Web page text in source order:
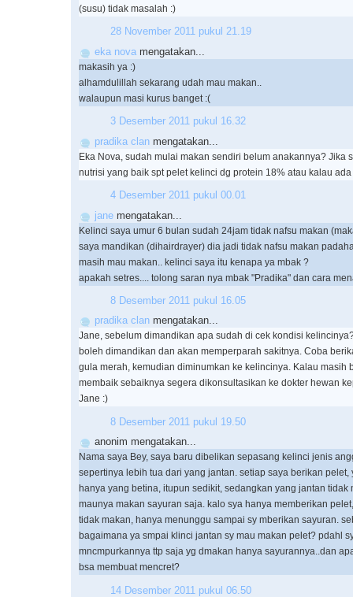
(susu) tidak masalah :)
28 November 2011 pukul 21.19
eka nova mengatakan...
makasih ya :)
alhamdulillah sekarang udah mau makan..
walaupun masi kurus banget :(
3 Desember 2011 pukul 16.32
pradika clan mengatakan...
Eka Nova, sudah mulai makan sendiri belum anakannya? Jika
nutrisi yang baik spt pelet kelinci dg protein 18% atau kalau
4 Desember 2011 pukul 00.01
jane mengatakan...
Kelinci saya umur 6 bulan sudah 24jam tidak nafsu makan
saya mandikan (dihairdrayer) dia jadi tidak nafsu makan
masih mau makan.. kelinci saya itu kenapa ya mbak ?
apakah setres.... tolong saran nya mbak "Pradika" dan cara
8 Desember 2011 pukul 16.05
pradika clan mengatakan...
Jane, sebelum dimandikan apa sudah di cek kondisi
boleh dimandikan dan akan memperparah sakitnya. Coba
gula merah, kemudian diminumkan ke kelincinya. Kalau masih
membaik sebaiknya segera dikonsultasikan ke dokter hewan
Jane :)
8 Desember 2011 pukul 19.50
anonim mengatakan...
Nama saya Bey, saya baru dibelikan sepasang kelinci jenis
sepertinya lebih tua dari yang jantan. setiap saya berikan pelet,
hanya yang betina, itupun sedikit, sedangkan yang jantan tidak
maunya makan sayuran saja. kalo sya hanya memberikan
tidak makan, hanya menunggu sampai sy mberikan sayuran.
bagaimana ya smpai klinci jantan sy mau makan pelet? pdahl
mncmpurkannya ttp saja yg dmakan hanya sayurannya..dan
bsa membuat mencret?
14 Desember 2011 pukul 06.50